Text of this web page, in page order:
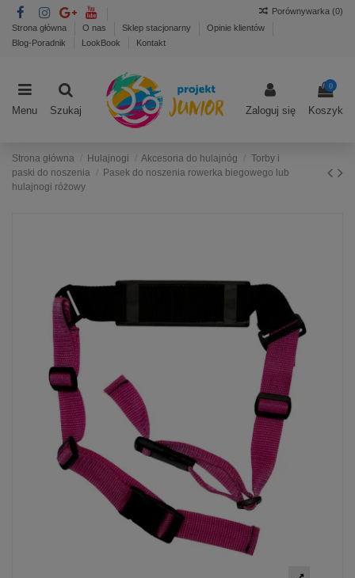
Strona główna O nas Sklep stacjonarny
Opinie klientów
Blog-Poradnik
LookBook Kontakt
Porównywarka (0)
Menu Szukaj Zaloguj się
0
Koszyk
Strona główna Hulajnogi Akcesoria do hulajnóg
Torby i
paski do noszenia
Pasek do noszenia rowerka biegowego lub
hulajnogi różowy